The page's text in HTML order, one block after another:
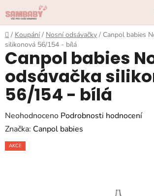
na
obsah
Domů
/ Koupání / Nosní odsávačky / Canpol babies
silikonová 56/154 - bílá
Canpol babies
odsávačka
56/154 - bílá
Průměrné
hodnocení
produktu
Neohodnoceno Podrobnosti hodnocení
Značka: Canpol babies
AKCE